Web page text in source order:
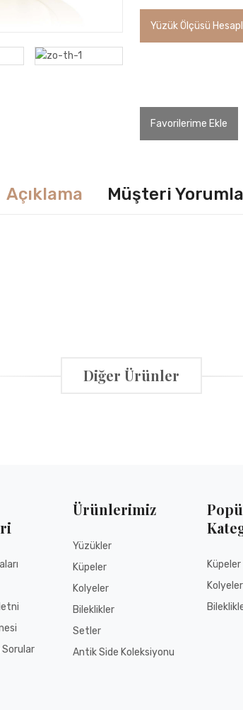
Yüzük Ölçüsü
Favorilerime Ekle
Açıklama Müşteri
yayımlanmayacak. Bu bilgileri size ulaşabilmek için
Diğer Ürünler
Sorular
Ürünlerimiz
Yüzükler
Küpeler
Kolyeler
Bileklikler
Setler
Antik Side Koleksiyonu
Küpeler
Kolyeler